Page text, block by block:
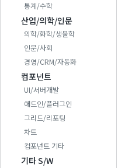
통계/수학
산업/의학/인문
의학/화학/생물학
인문/사회
경영/CRM/자동화
컴포넌트
UI/서버개발
애드인/플러그인
그리드/리포팅
차트
컴포넌트 기타
기타 S/W